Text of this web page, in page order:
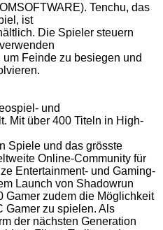
Tenchu, das
ist
Die Spieler steuern
Feinde zu besiegen und
und
Mit über 400 Titeln in High-
Spiele und das grösste
Online-Community für
Entertainment- und Gaming-
Launch von Shadowrun
Gamer zudem die Möglichkeit
Gamer zu spielen. Als
der nächsten Generation